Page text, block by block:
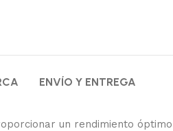
ENVÍO Y ENTREGA
un rendimiento